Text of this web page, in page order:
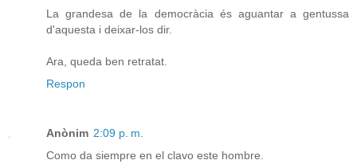
La grandesa de la democràcia és aguantar a gentussa
d'aquesta i deixar-los dir.
Ara, queda ben retratat.
Respon
Anònim 2:09 p. m.
Como da siempre en el clavo este hombre.